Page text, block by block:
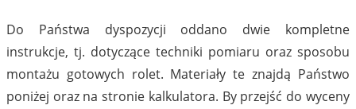
Do Państwa dyspozycji oddano dwie kompletne
instrukcje, tj. dotyczące techniki pomiaru oraz sposobu
montażu gotowych rolet. Materiały te znajdą Państwo
poniżej oraz na stronie kalkulatora. By przejść do wyceny